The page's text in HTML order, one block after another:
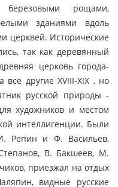
березовыми рощами,
зданиями вдоль
церквей. Исторические
так как деревянный
церковь города-
все другие XVIII-XIX , но
русской природы -
художников и местом
интеллигенции. Были
Репин и Ф. Васильев,
В. Бакшеев, М.
приезжал на отдых
видные русские